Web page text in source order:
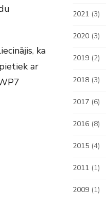
ka
ar
2021 (3)
2020 (3)
2019 (2)
2018 (3)
2017 (6)
2016 (8)
2015 (4)
2011 (1)
2009 (1)